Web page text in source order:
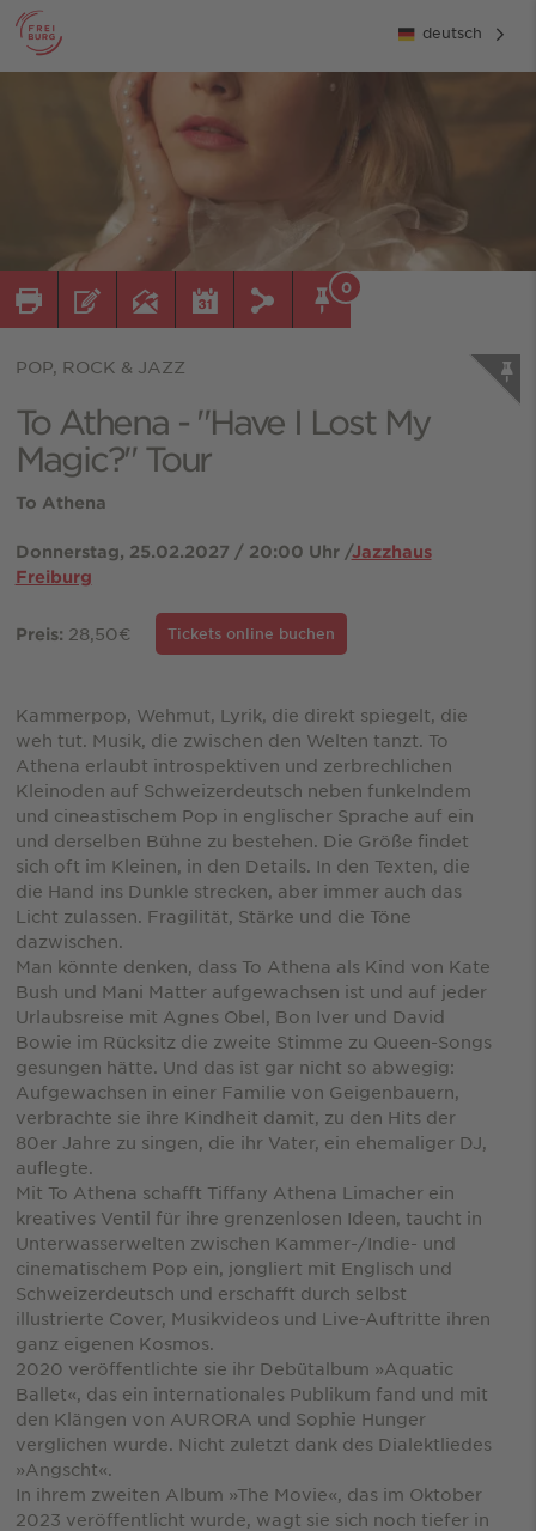
deutsch
0
POP, ROCK & JAZZ
To Athena - "Have I Lost My
Magic?" Tour
To Athena
Donnerstag, 25.02.2027 / 20:00 Uhr /Jazzhaus
Freiburg
Preis: 28,50€ Tickets online buchen
Kammerpop, Wehmut, Lyrik, die direkt spiegelt, die
weh tut. Musik, die zwischen den Welten tanzt. To
Athena erlaubt introspektiven und zerbrechlichen
Kleinoden auf Schweizerdeutsch neben funkelndem
und cineastischem Pop in englischer Sprache auf ein
und derselben Bühne zu bestehen. Die Größe findet
sich oft im Kleinen, in den Details. In den Texten, die
die Hand ins Dunkle strecken, aber immer auch das
Licht zulassen. Fragilität, Stärke und die Töne
dazwischen.
Man könnte denken, dass To Athena als Kind von Kate
Bush und Mani Matter aufgewachsen ist und auf jeder
Urlaubsreise mit Agnes Obel, Bon Iver und David
Bowie im Rücksitz die zweite Stimme zu Queen-Songs
gesungen hätte. Und das ist gar nicht so abwegig:
Aufgewachsen in einer Familie von Geigenbauern,
verbrachte sie ihre Kindheit damit, zu den Hits der
80er Jahre zu singen, die ihr Vater, ein ehemaliger DJ,
auflegte.
Mit To Athena schafft Tiffany Athena Limacher ein
kreatives Ventil für ihre grenzenlosen Ideen, taucht in
Unterwasserwelten zwischen Kammer-/Indie- und
cinematischem Pop ein, jongliert mit Englisch und
Schweizerdeutsch und erschafft durch selbst
illustrierte Cover, Musikvideos und Live-Auftritte ihren
ganz eigenen Kosmos.
2020 veröffentlichte sie ihr Debütalbum »Aquatic
Ballet«, das ein internationales Publikum fand und mit
den Klängen von AURORA und Sophie Hunger
verglichen wurde. Nicht zuletzt dank des Dialektliedes
»Angscht«.
In ihrem zweiten Album »The Movie«, das im Oktober
2023 veröffentlicht wurde, wagt sie sich noch tiefer in